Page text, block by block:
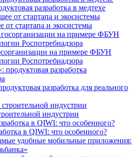
разработка в медтехе
стартапа и экосистемы
на примере ФБУН
Роспотребнадзора
разработка для реального
индустрии
в QIWI: что особенного?